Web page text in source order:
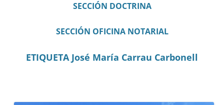
SECCIÓN DOCTRINA
SECCIÓN OFICINA NOTARIAL
ETIQUETA José María Carrau Carbonell